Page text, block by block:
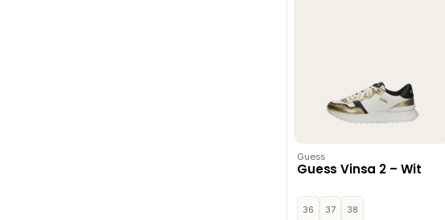
Guess
Guess Vinsa 2 – Wit
36 37
38